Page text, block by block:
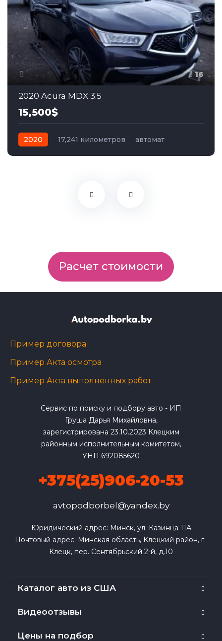
16
2020 Acura MDX 3.5
15,500$
2020 17,241 километров
автомат
Расчет стоимости
Пример договора
Пример Акта осмотра
Пример Акта выполненных работ
Сервис по поиску и подбору авто - ИП
Груша Дарья Михайловна,
зарегистрирована 23.10.2023 Клецким
районным исполнительным комитетом,
УНП 692085620
+375(25)906-20-53
avtopodborbel@yandex.by
Юридический адрес: Минск, ул. Казинца 11А
Почтовый адрес: Минская область, Клецкий район, г.
Клецк, пер. Сентябрьский 2-й, д.10
Каталог авто из США
Видеоотзывы
Цены на подбор